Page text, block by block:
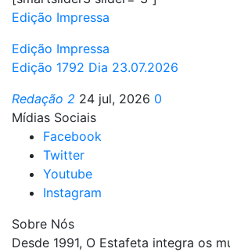
Edição Impressa
Edição Impressa
Edição 1792 Dia 23.07.2026
Redação 2 24 jul, 2026 0
Mídias Sociais
Facebook
Twitter
Youtube
Instagram
Sobre Nós
Desde 1991, O Estafeta integra os